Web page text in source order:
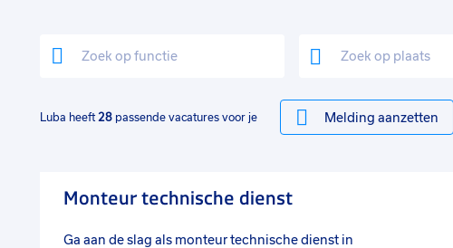
Luba heeft 28 passende vacatures voor je Melding aanzetten
Monteur technische dienst
Ga aan de slag als monteur technische dienst in